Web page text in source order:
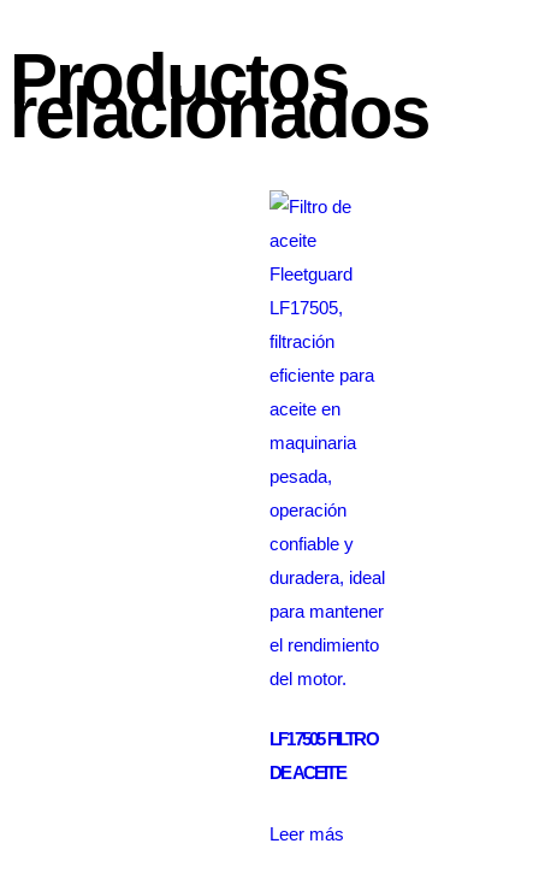
Productos
relacionados
LF17505 FILTRO
DE ACEITE
Leer más